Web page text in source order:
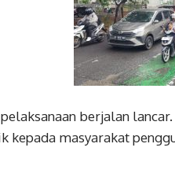
berjalan
kepada masyarakat